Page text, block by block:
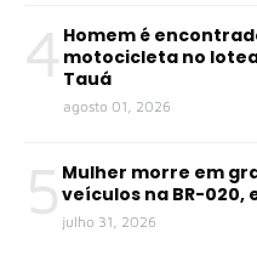
4 Homem é
motocicleta no
Tauá
agosto 01, 2026
5 Mulher morre em
veículos na BR-020,
julho 31, 2026